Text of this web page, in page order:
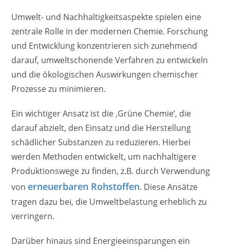
Umwelt- und Nachhaltigkeitsaspekte spielen eine
zentrale Rolle in der modernen Chemie. Forschung
und Entwicklung konzentrieren sich zunehmend
darauf, umweltschonende Verfahren zu entwickeln
und die ökologischen Auswirkungen chemischer
Prozesse zu minimieren.
Ein wichtiger Ansatz ist die ‚Grüne Chemie‘, die
darauf abzielt, den Einsatz und die Herstellung
schädlicher Substanzen zu reduzieren. Hierbei
werden Methoden entwickelt, um nachhaltigere
Produktionswege zu finden, z.B. durch Verwendung
von erneuerbaren Rohstoffen. Diese Ansätze
tragen dazu bei, die Umweltbelastung erheblich zu
verringern.
Darüber hinaus sind Energieeinsparungen ein